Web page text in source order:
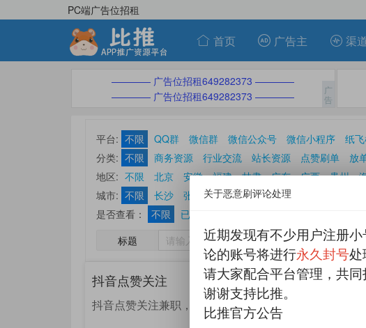
PC端广告位招租
首页 广告主 渠
———— 广告位招租649282373 ————
———— 广告位招租649282373 ————
平台: 不限 QQ群 微信群 微信公众号 微信小程序 纸
分类: 不限 商务资源 行业交流 站长资源 点赞刷单 放
ASO优化刷榜
休闲娱乐 其他分类
地区: 不限 北京 安徽 福建 甘肃 广东 广西 贵州
山东
山西 陕西 上海 四川 天津 西藏
城市: 不限 长沙 张家界 常德 郴州 衡阳
是否查看：
不限 已查看帖
标题
 发表
抖音点赞关注
抖音点赞关注兼职，每天收入无上限
关于恶意刷评论处理
近期发现有不少用户注册
论的账号将进行永久封号处
请大家配合平台管理，共同
谢谢支持比推。
比推官方公告